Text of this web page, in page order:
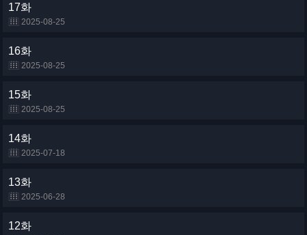
17화
2025-08-25
16화
2025-08-25
15화
2025-08-25
14화
2025-07-18
13화
2025-06-28
12화